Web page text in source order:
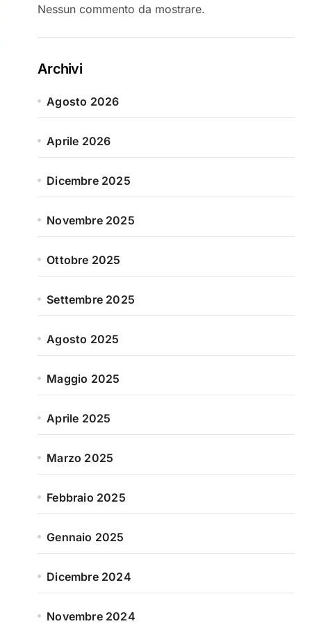
Nessun commento da mostrare.
Archivi
Agosto 2026
Aprile 2026
Dicembre 2025
Novembre 2025
Ottobre 2025
Settembre 2025
Agosto 2025
Maggio 2025
Aprile 2025
Marzo 2025
Febbraio 2025
Gennaio 2025
Dicembre 2024
Novembre 2024